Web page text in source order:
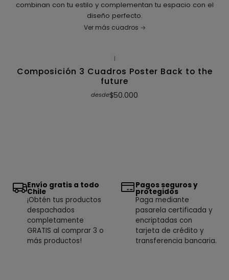
combinan con tu estilo y complementan tu espacio con el
diseño perfecto.
Ver más cuadros
|
Composición 3 Cuadros Poster Back to the
future
desde$50.000
Envío gratis a todo
Chile
¡Obtén tus productos
despachados
completamente
GRATIS al comprar 3 o
más productos!
Pagos seguros y
protegidos
Paga mediante
pasarela certificada y
encriptadas con
tarjeta de crédito y
transferencia bancaria.